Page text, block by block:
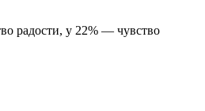
радости, у 22% — чувство